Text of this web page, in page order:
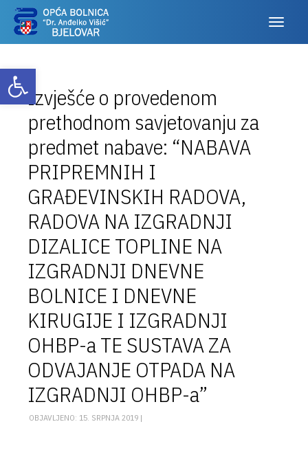
Otvori alatnu traku
Izvješće o provedenom
prethodnom savjetovanju za
predmet nabave: “NABAVA
PRIPREMNIH I
GRAĐEVINSKIH RADOVA,
RADOVA NA IZGRADNJI
DIZALICE TOPLINE NA
IZGRADNJI DNEVNE
BOLNICE I DNEVNE
KIRUGIJE I IZGRADNJI
OHBP-a TE SUSTAVA ZA
ODVAJANJE OTPADA NA
IZGRADNJI OHBP-a”
OBJAVLJENO: 15. SRPNJA 2019 |